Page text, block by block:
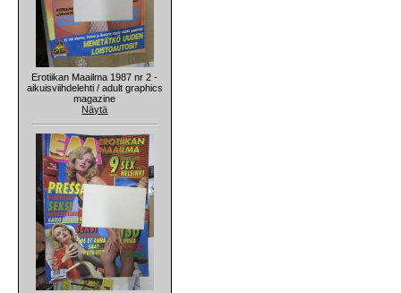
Erotiikan Maailma 1987 nr 2 -
aikuisviihdelehti / adult graphics
magazine
Näytä